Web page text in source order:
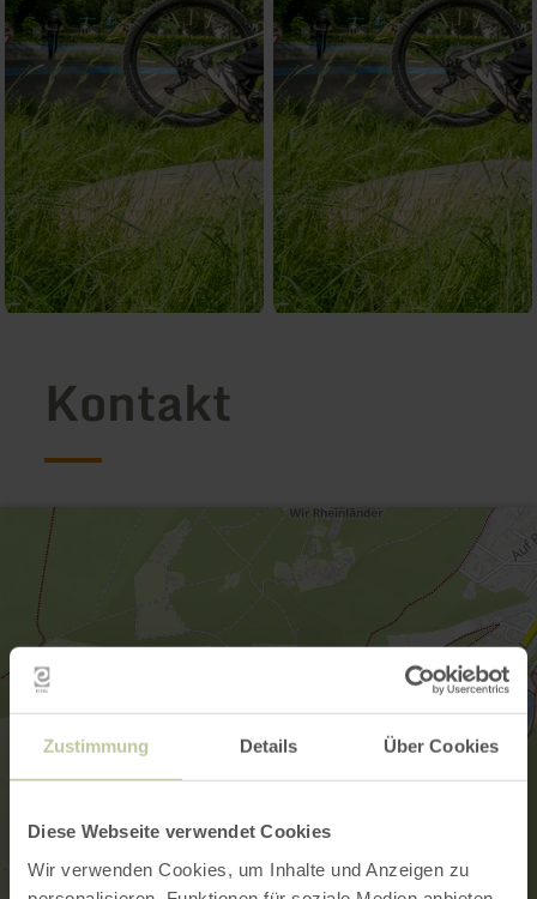
Zustimmung Details Über Cookies
Diese Webseite verwendet Cookies
Wir verwenden Cookies, um Inhalte und Anzeigen zu
Kontakt